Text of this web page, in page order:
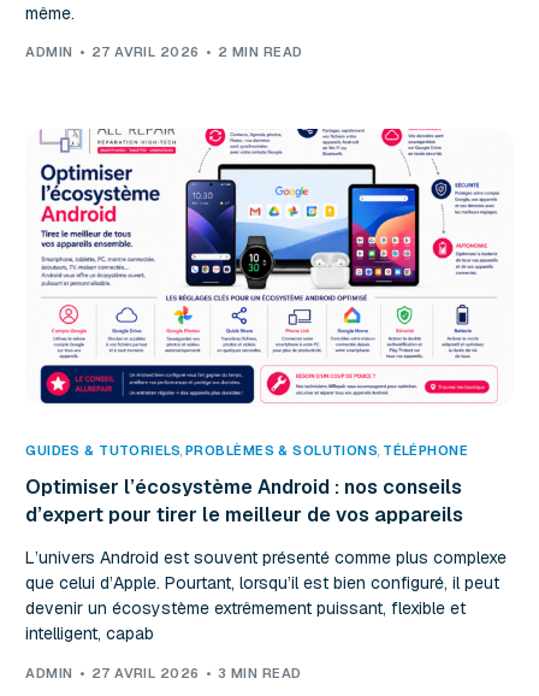
même.
ADMIN 27 AVRIL 2026 2 MIN READ
GUIDES & TUTORIELS,PROBLÈMES & SOLUTIONS, TÉLÉPHONE
Optimiser l’écosystème Android : nos conseils
d’expert pour tirer le meilleur de vos appareils
L’univers Android est souvent présenté comme plus complexe
que celui d’Apple. Pourtant, lorsqu’il est bien configuré, il peut
devenir un écosystème extrêmement puissant, flexible et
intelligent, capab
ADMIN 27 AVRIL 2026 3 MIN READ